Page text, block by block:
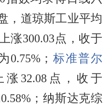
，道琼斯工业平均
涨300.03点，收于
0.75%； 标准普尔
32.08点，收于
；纳斯达克综